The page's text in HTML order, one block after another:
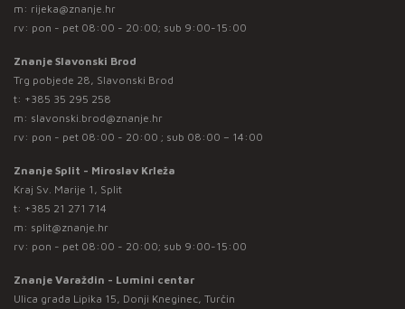
m: rijeka@znanje.hr
rv: pon - pet 08:00 - 20:00; sub 9:00-15:00
Znanje Slavonski Brod
Trg pobjede 28, Slavonski Brod
t: +385 35 295 258
m: slavonski.brod@znanje.hr
rv: pon - pet 08:00 - 20:00 ; sub 08:00 – 14:00
Znanje Split - Miroslav Krleža
Kraj Sv. Marije 1, Split
t: +385 21 271 714
m: split@znanje.hr
rv: pon - pet 08:00 - 20:00; sub 9:00-15:00
Znanje Varaždin - Lumini centar
Ulica grada Lipika 15, Donji Kneginec, Turčin